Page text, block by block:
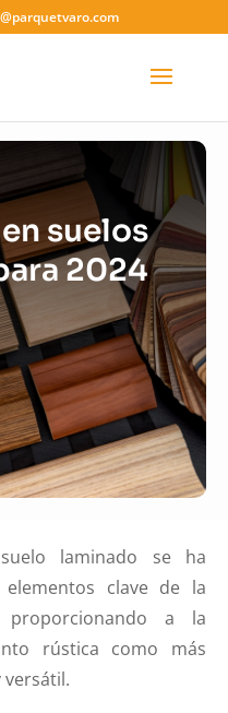
suelos
2024
laminado se ha
clave de la
proporcionando a la
rústica como más